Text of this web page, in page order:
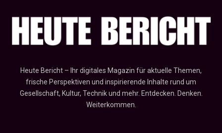
Heute Bericht – Ihr digitales Magazin für aktuelle Themen,
frische Perspektiven und inspirierende Inhalte rund um
Gesellschaft, Kultur, Technik und mehr. Entdecken. Denken.
Weiterkommen.